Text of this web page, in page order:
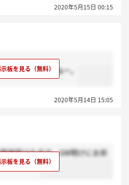
2020年5月15日 00:15
結果来ませんねー。
2020年5月14日 15:05
接受けた方で、GW明けにお祈
いますか？